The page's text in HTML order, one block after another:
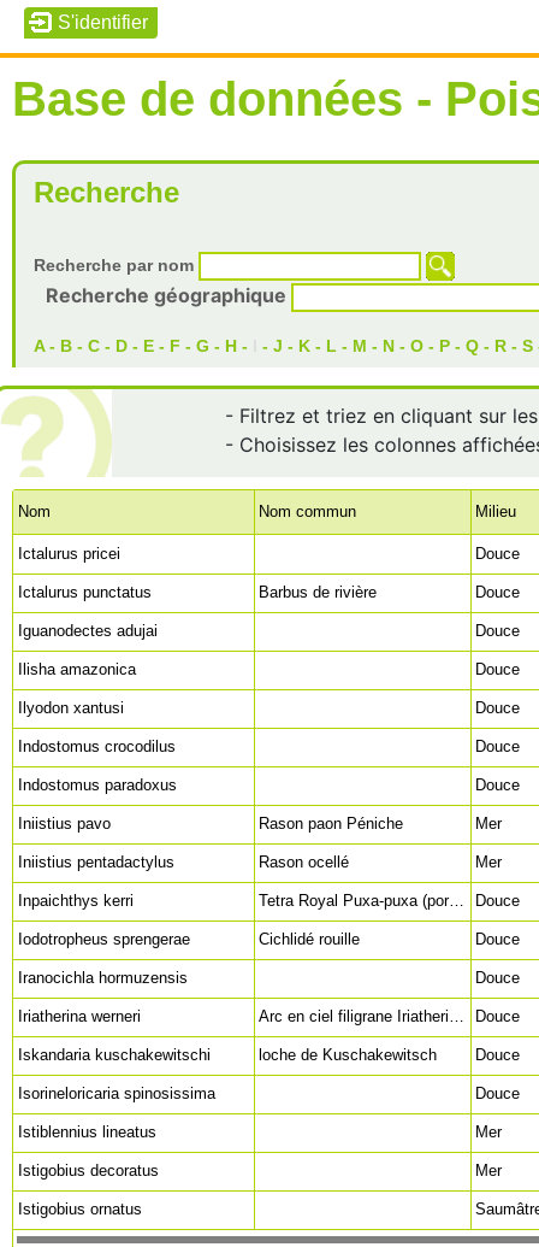
Base de données -
Recherche
Recherche par nom
Recherche géographique
A- B- C- D- E- F - G - H- - J - K- L - M - N- O- P- Q- R- S
- Filtrez et triez en cliquant sur
- Choisissez les colonnes
Nom Nom commun Milieu
Ictalurus pricei Douce
Ictalurus punctatus Barbus de rivière Douce
Iguanodectes adujai Douce
Ilisha amazonica Douce
Ilyodon xantusi Douce
Indostomus crocodilus Douce
Indostomus paradoxus Douce
Iniistius pavo Rason paon Péniche Mer
Iniistius pentadactylus Rason ocellé Mer
Inpaichthys kerri Tetra Royal Puxa-puxa (port) Tetra-imperador Azul (port) Royal tetra (en) Douce
Iodotropheus sprengerae Cichlidé rouille Douce
Iranocichla hormuzensis Douce
Iriatherina werneri Arc en ciel filigrane Iriatherine de Werner Threadfin rainbowfish (en) Douce
Iskandaria kuschakewitschi loche de Kuschakewitsch Douce
Isorineloricaria spinosissima Douce
Istiblennius lineatus Mer
Istigobius decoratus Mer
Istigobius ornatus